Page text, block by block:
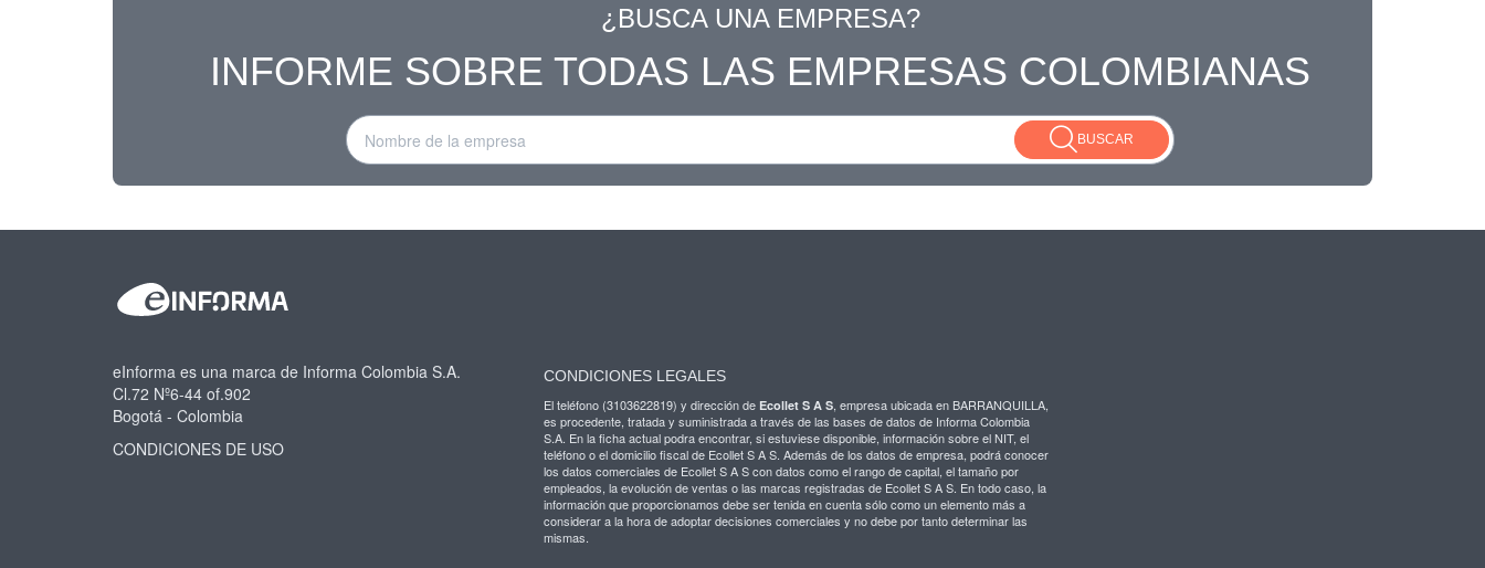
¿BUSCA UNA EMPRESA?
INFORME SOBRE TODAS LAS EMPRESAS COLOMBIANAS
BUSCAR
eInforma es una marca de Informa Colombia S.A.
Cl.72 Nº6-44 of.902
Bogotá - Colombia
CONDICIONES DE USO
CONDICIONES LEGALES
El teléfono (3103622819) y dirección de Ecollet S A S , empresa ubicada en BARRANQUILLA,
es procedente, tratada y suministrada a través de las bases de datos de Informa Colombia
S.A. En la ficha actual podra encontrar, si estuviese disponible, información sobre el NIT, el
teléfono o el domicilio fiscal de Ecollet S A S. Además de los datos de empresa, podrá conocer
los datos comerciales de Ecollet S A S con datos como el rango de capital, el tamaño por
empleados, la evolución de ventas o las marcas registradas de Ecollet S A S. En todo caso, la
información que proporcionamos debe ser tenida en cuenta sólo como un elemento más a
considerar a la hora de adoptar decisiones comerciales y no debe por tanto determinar las
mismas.